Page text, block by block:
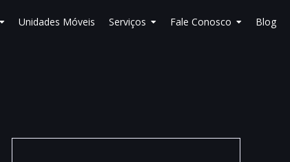
Unidades Móveis Serviços Fale Conosco Blog